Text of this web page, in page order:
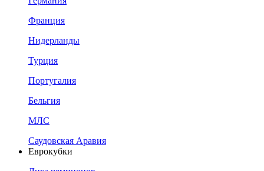
Франция
Нидерланды
Турция
Португалия
Бельгия
МЛС
Саудовская Аравия
Еврокубки